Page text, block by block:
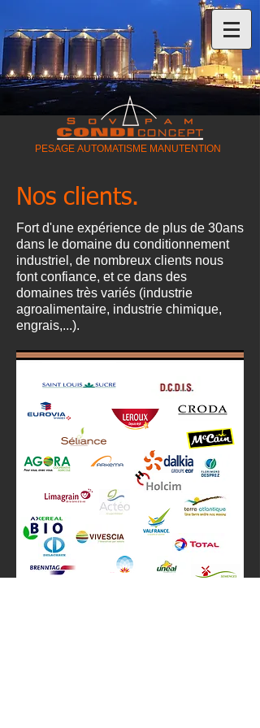
PESAGE AUTOMATISME MANUTENTION
Fort d'une expérience de plus de 30ans
dans le domaine du conditionnement
industriel, de nombreux clients nous
font confiance, et ce dans des
domaines très variés (industrie
agroalimentaire, industrie chimique,
engrais,...).
Nos clients.